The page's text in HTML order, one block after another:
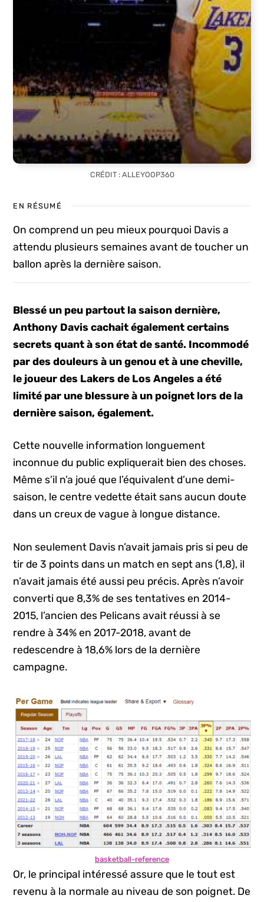
CRÉDIT : ALLEYOOP360
EN RÉSUMÉ
On comprend un peu mieux pourquoi Davis a
attendu plusieurs semaines avant de toucher un
ballon après la dernière saison.
Blessé un peu partout la saison dernière,
Anthony Davis cachait également certains
secrets quant à son état de santé. Incommodé
par des douleurs à un genou et à une cheville,
le joueur des Lakers de Los Angeles a été
limité par une blessure à un poignet lors de la
dernière saison, également.
Cette nouvelle information longuement
inconnue du public expliquerait bien des choses.
Même s’il n’a joué que l’équivalent d’une demi-
saison, le centre vedette était sans aucun doute
dans un creux de vague à longue distance.
Non seulement Davis n’avait jamais pris si peu de
tir de 3 points dans un match en sept ans (1,8), il
n’avait jamais été aussi peu précis. Après n’avoir
converti que 8,3% de ses tentatives en 2014-
2015, l’ancien des Pelicans avait réussi à se
rendre à 34% en 2017-2018, avant de
redescendre à 18,6% lors de la dernière
campagne.
basketball-reference
Or, le principal intéressé assure que le tout est
revenu à la normale au niveau de son poignet. De